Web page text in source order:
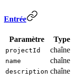
Entrée
Paramètre Type
projectId chaîne
name chaîne
description chaîne